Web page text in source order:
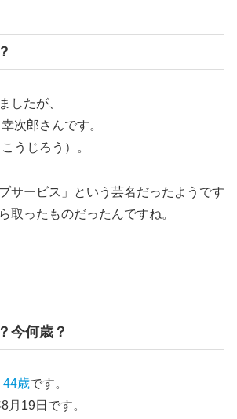
したが、
次郎さんです。
うじろう）。
サービス」という芸名だったようです
取ったものだったんですね。
今何歳？
44歳です。
月19日です。